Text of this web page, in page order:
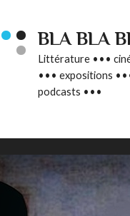
BLA BLA
Littérature •••
••• expositions
podcasts •••